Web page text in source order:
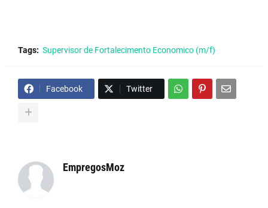
Tags: Supervisor de Fortalecimento Economico (m/f)
Facebook Twitter
EmpregosMoz